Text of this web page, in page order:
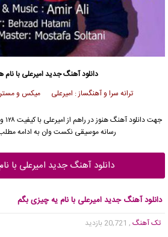
دانلود آهنگ جدیدامیرعلیبا نام
ترانه سرا و آهنگساز : امیرعلی میکس و
جهت دانلود آهنگ هنوز در راهم از امیرعلی
رسانه موسیقی نکست وان به ادامه
دانلود آهنگ جدید امیرعلی با
دانلود آهنگ جدید امیرعلی با نام یه چیزی بگم
تک آهنگ , 20,721 بازدید